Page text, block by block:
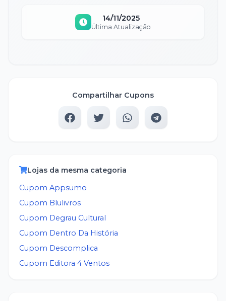
14/11/2025
Última Atualização
Compartilhar Cupons
Lojas da mesma categoria
Cupom Appsumo
Cupom Blulivros
Cupom Degrau Cultural
Cupom Dentro Da História
Cupom Descomplica
Cupom Editora 4 Ventos